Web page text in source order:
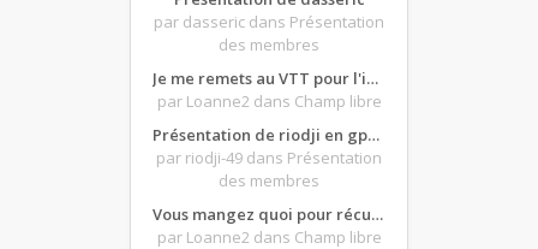
par dasseric dans Présentation
des membres
Je me remets au VTT pour l'intersaison, version électrique
par Loanne2 dans Champ libre
Présentation de riodji en gpz500
par riodji-49 dans Présentation
des membres
Vous mangez quoi pour récupérer après une grosse journée de moto ?
par Loanne2 dans Champ libre